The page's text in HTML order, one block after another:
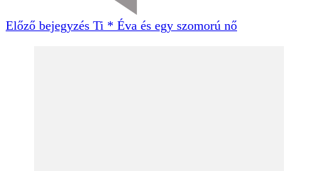
Előző bejegyzés Ti * Éva és egy szomorú nő